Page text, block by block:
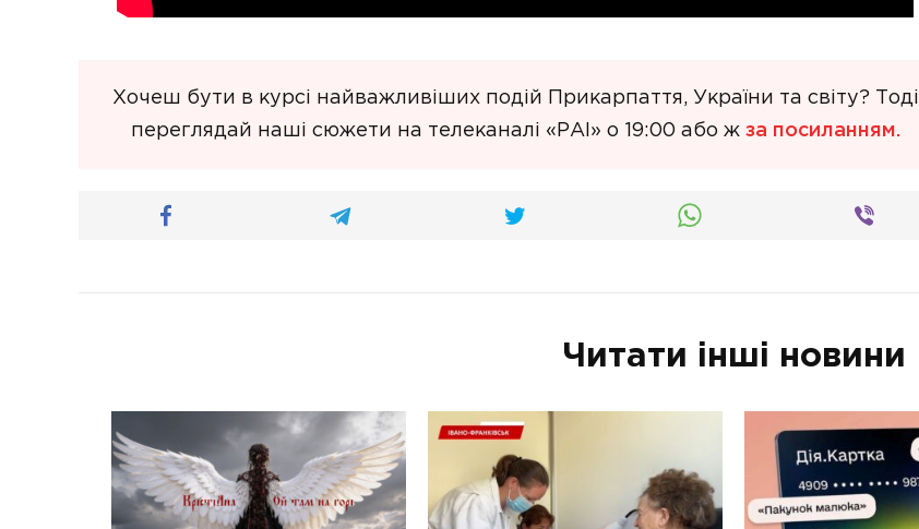
Хочеш бути в курсі найважливіших подій Прикарпаття, України та світу? Тоді
переглядай наші сюжети на телеканалі «РАІ» о 19:00 або ж за посиланням.
Читати інші новини